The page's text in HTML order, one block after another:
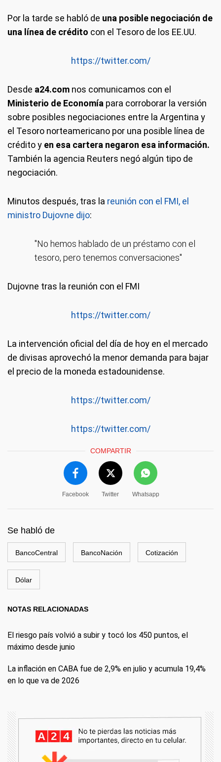
Por la tarde se habló de una posible negociación de
una línea de crédito con el Tesoro de los EE.UU.
https://twitter.com/
Desde a24.com nos comunicamos con el
Ministerio de Economía para corroborar la versión
sobre posibles negociaciones entre la Argentina y
el Tesoro norteamericano por una posible línea de
crédito y en esa cartera negaron esa información.
También la agencia Reuters negó algún tipo de
negociación.
Minutos después, tras la reunión con el FMI, el
ministro Dujovne dijo:
"No hemos hablado de un préstamo con el
tesoro, pero tenemos conversaciones"
Dujovne tras la reunión con el FMI
https://twitter.com/
La intervención oficial del día de hoy en el mercado
de divisas aprovechó la menor demanda para bajar
el precio de la moneda estadounidense.
https://twitter.com/
https://twitter.com/
COMPARTIR
Facebook Twitter Whatsapp
Se habló de
BancoCentral BancoNación Cotización
Dólar
NOTAS RELACIONADAS
El riesgo país volvió a subir y tocó los 450 puntos, el
máximo desde junio
La inflación en CABA fue de 2,9% en julio y acumula 19,4%
en lo que va de 2026